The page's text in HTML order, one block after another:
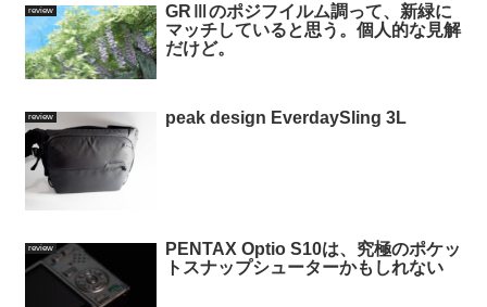
review
GRⅢのポジフイルム調って、新緑に
マッチしていると思う。個人的な見解
だけど。
review peak design EverdaySling 3L
review
PENTAX Optio S10は、究極のポケッ
トスナップシューターかもしれない